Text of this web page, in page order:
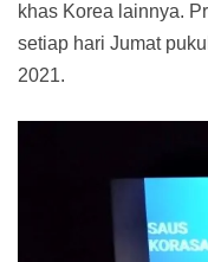
khas Korea lainnya.
setiap hari Jumat
2021.